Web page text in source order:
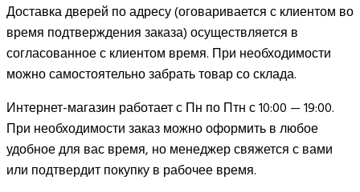
Доставка дверей по адресу (оговаривается с клиентом во
время подтверждения заказа) осуществляется в
согласованное с клиентом время. При необходимости
можно самостоятельно забрать товар со склада.
Интернет-магазин работает с Пн по Птн с 10:00 — 19:00.
При необходимости заказ можно оформить в любое
удобное для вас время, но менеджер свяжется с вами
или подтвердит покупку в рабочее время.